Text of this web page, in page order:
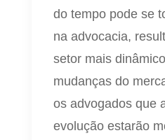
do tempo pode se
na advocacia,
setor mais
mudanças do
os advogados que
evolução estarão